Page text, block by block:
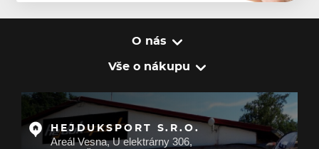
O nás
Vše o nákupu
HEJDUKSPORT S.R.O.
Areál Vesna, U elektrárny 306,